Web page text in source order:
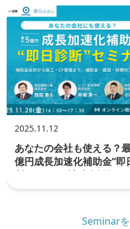
2025.11.12
あなたの会社も使える？
億円成長加速化補助金“即
断”セミナー補助金採択か
工・CF管理まで、補助金
Seminar